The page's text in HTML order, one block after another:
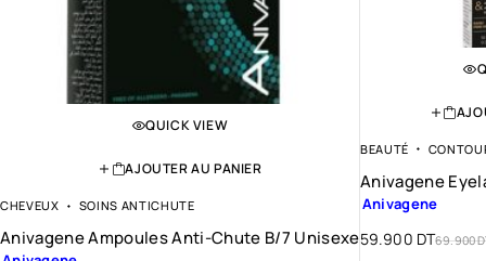
QUICK VIEW
AJOUTER AU PANIER
CHEVEUX SOINS ANTICHUTE
Anivagene Ampoules Anti-Chute B/7 Unisexe
BEAUTÉ
Anivagene
Anivagene
69.900
59.900 DT